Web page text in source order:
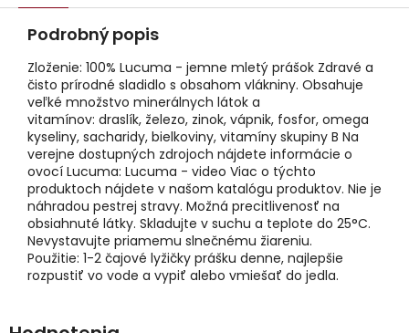
Podrobný popis
Zloženie: 100% Lucuma - jemne mletý prášok Zdravé a
čisto prírodné sladidlo s obsahom vlákniny. Obsahuje
veľké množstvo minerálnych látok a
vitamínov: draslík, železo, zinok, vápnik, fosfor, omega
kyseliny, sacharidy, bielkoviny, vitamíny skupiny B Na
verejne dostupných zdrojoch nájdete informácie o
ovocí Lucuma: Lucuma - video Viac o týchto
produktoch nájdete v našom katalógu produktov. Nie je
náhradou pestrej stravy. Možná precitlivenosť na
obsiahnuté látky. Skladujte v suchu a teplote do 25°C.
Nevystavujte priamemu slnečnému žiareniu.
Použitie: 1-2 čajové lyžičky prášku denne, najlepšie
rozpustiť vo vode a vypiť alebo vmiešať do jedla.